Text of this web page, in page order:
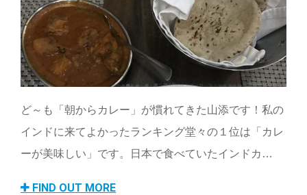
ど～も「朝からカレー」が慣れてきた山添です！私の
インドに来てよかったランキング堂々の１位は「カレ
ーが美味しい」です。日本で食べていたインドカ…
FIND OUT MORE